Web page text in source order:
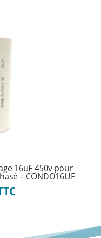
16uF 450v pour
– CONDO16UF